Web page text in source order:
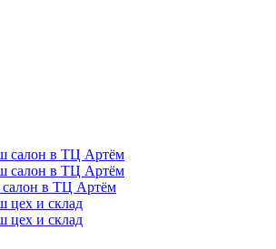
салон в ТЦ Артём
салон в ТЦ Артём
в ТЦ Артём
цех и склад
цех и склад